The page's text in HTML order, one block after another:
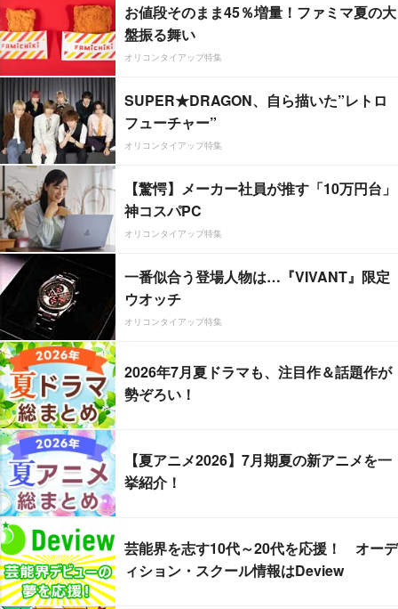
お値段そのまま45％増量！ファミマ夏の大
盤振る舞い
オリコンタイアップ特集
SUPER★DRAGON、自ら描いた”レトロ
フューチャー”
オリコンタイアップ特集
【驚愕】メーカー社員が推す「10万円台」
神コスパPC
オリコンタイアップ特集
一番似合う登場人物は…『VIVANT』限定
ウオッチ
オリコンタイアップ特集
2026年7月夏ドラマも、注目作＆話題作が
勢ぞろい！
【夏アニメ2026】7月期夏の新アニメを一
挙紹介！
芸能界を志す10代～20代を応援！ オーデ
ィション・スクール情報はDeview